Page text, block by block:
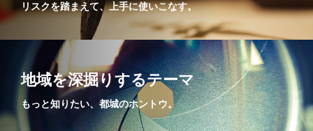
リスクを踏まえて、上手に使いこなす。
地域を深掘りするテーマ
もっと知りたい、都城のホントウ。